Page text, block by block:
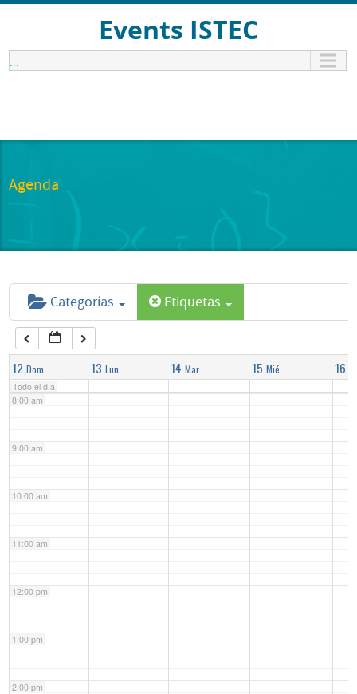
Events ISTEC
...
Agenda
Categorías Etiquetas
12 Dom 13 Lun 14 Mar 15 Mié 16
Todo el día
1:00 am
6:00 am
7:00 am
8:00 am
9:00 am
10:00 am
11:00 am
12:00 pm
1:00 pm
2:00 pm